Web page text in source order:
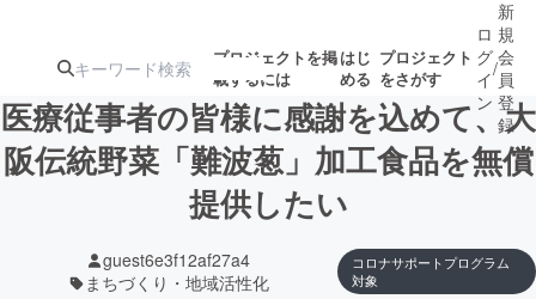
プロジェクトを掲
載するには
はじ
める
プロジェクト
をさがす
注目の新着プロ募集終了が近いプ
ロ
グ
イ
ン
/
新
規
会
員
登
録
医療従事者の皆様に感謝を込めて、大
阪伝統野菜「難波葱」加工食品を無償
提供したい
guest6e3f12af27a4
まちづくり・地域活性化
コロナサポートプログラム
対象